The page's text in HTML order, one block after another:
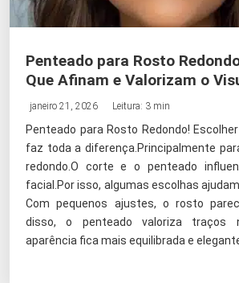
Penteado para Rosto
Que Afinam e Valorizam o
janeiro 21, 2026 Leitura: 3 min
Penteado para Rosto Redondo!
faz toda a diferença.Principalmente
redondo.O corte e o penteado
facial.Por isso, algumas escolhas
Com pequenos ajustes, o rosto
disso, o penteado valoriza traços
aparência fica mais equilibrada e